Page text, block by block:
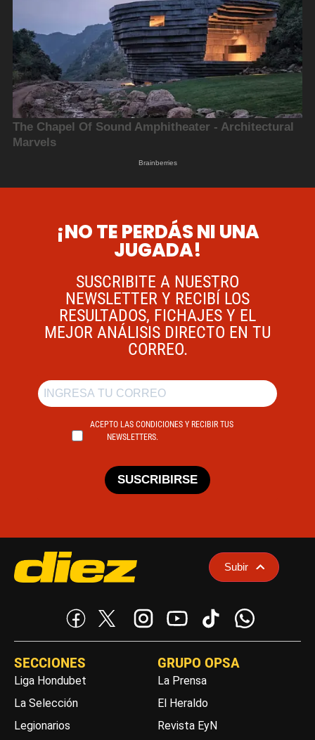
¡NO TE PERDÁS NI UNA
JUGADA!
SUSCRIBITE A NUESTRO
NEWSLETTER Y RECIBÍ LOS
RESULTADOS, FICHAJES Y EL
MEJOR ANÁLISIS DIRECTO EN TU
CORREO.
ACEPTO LAS CONDICIONES Y RECIBIR TUS
NEWSLETTERS.
SUSCRIBIRSE
Subir
SECCIONES
Liga Hondubet
La Selección
Legionarios
GRUPO OPSA
La Prensa
El Heraldo
Revista EyN